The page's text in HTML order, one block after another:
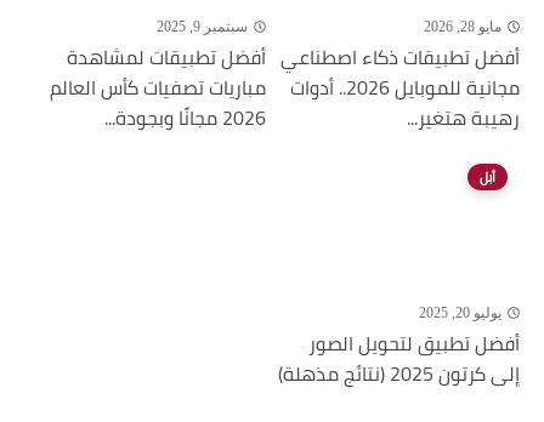
مايو 28, 2026
أفضل تطبيقات ذكاء اصطناعي
مجانية للموبايل 2026.. أدوات
رهيبة هتغير...
سبتمبر 9, 2025
أفضل تطبيقات لمشاهدة
مباريات تصفيات كأس العالم
2026 مجانًا وبجودة...
أبل
يوليو 20, 2025
أفضل تطبيق لتحويل الصور
إلى كرتون 2025 (نتائج مذهلة)